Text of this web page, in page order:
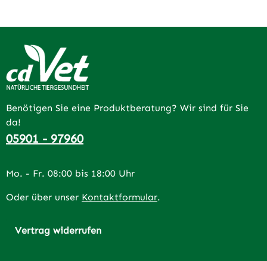
Benötigen Sie eine Produktberatung? Wir sind für Sie
da!
05901 - 97960
Mo. - Fr. 08:00 bis 18:00 Uhr
Oder über unser Kontaktformular.
Vertrag widerrufen